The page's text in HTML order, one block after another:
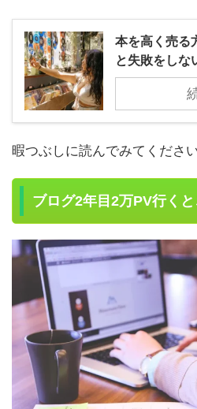
本を高く売る
と失敗をしな
暇つぶしに読んでみてください
ブログ2年目2万PV行く